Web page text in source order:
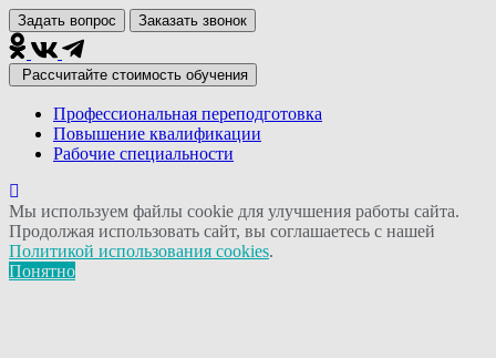
Задать вопрос Заказать звонок
Рассчитайте стоимость обучения
Профессиональная переподготовка
Повышение квалификации
Рабочие специальности
Мы используем файлы cookie для улучшения работы сайта.
Продолжая использовать сайт, вы соглашаетесь с нашей
Политикой использования cookies.
Понятно